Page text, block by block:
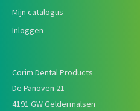
Mijn catalogus
Inloggen
Corim Dental Products
De Panoven 21
4191 GW Geldermalsen